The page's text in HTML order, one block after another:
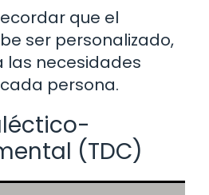
que el
ser personalizado,
necesidades
persona.
(TDC)